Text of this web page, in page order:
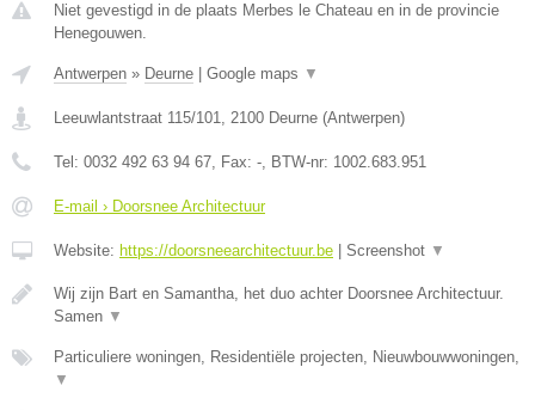
Niet gevestigd in de plaats Merbes le Chateau en in de provincie
Henegouwen.
Antwerpen » Deurne Google maps ▼
Leeuwlantstraat 115/101, 2100 Deurne (Antwerpen)
Tel: 0032 492 63 94 67, Fax: -, BTW-nr: 1002.683.951
E-mail › Doorsnee Architectuur
Website: https://doorsneearchitectuur.be Screenshot ▼
Wij zijn Bart en Samantha, het duo achter Doorsnee Architectuur.
Samen ▼
Particuliere woningen, Residentiële projecten, Nieuwbouwwoningen,
▼